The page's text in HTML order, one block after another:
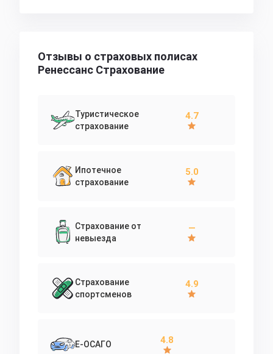
Отзывы о страховых полисах
Ренессанс Страхование
Туристическое
страхование
4.7
Ипотечное
страхование
5.0
Страхование от
невыезда
—
Страхование
спортсменов
4.9
Е-ОСАГО 4.8